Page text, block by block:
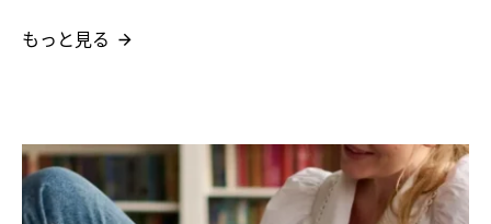
もっと見る